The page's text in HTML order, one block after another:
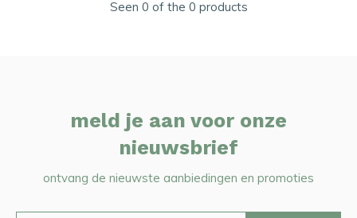
Seen 0 of the 0 products
meld je aan voor onze
nieuwsbrief
ontvang de nieuwste aanbiedingen en promoties